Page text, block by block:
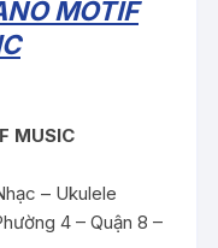
MOTIF
MUSIC
– Ukulele
4 – Quận 8 –